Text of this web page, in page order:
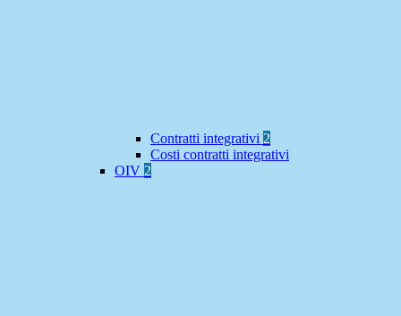
Contratti integrativi 2
Costi contratti integrativi
OIV 2